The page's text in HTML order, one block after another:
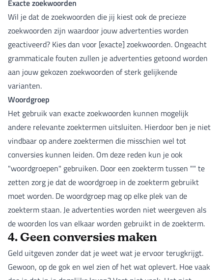
Exacte zoekwoorden
Wil je dat de zoekwoorden die jij kiest ook de precieze
zoekwoorden zijn waardoor jouw advertenties worden
geactiveerd? Kies dan voor [exacte] zoekwoorden. Ongeacht
grammaticale fouten zullen je advertenties getoond worden
aan jouw gekozen zoekwoorden of sterk gelijkende
varianten.
Woordgroep
Het gebruik van exacte zoekwoorden kunnen mogelijk
andere relevante zoektermen uitsluiten. Hierdoor ben je niet
vindbaar op andere zoektermen die misschien wel tot
conversies kunnen leiden. Om deze reden kun je ook
"woordgroepen" gebruiken. Door een zoekterm tussen "" te
zetten zorg je dat de woordgroep in de zoekterm gebruikt
moet worden. De woordgroep mag op elke plek van de
zoekterm staan. Je advertenties worden niet weergeven als
de woorden los van elkaar worden gebruikt in de zoekterm.
4. Geen conversies maken
Geld uitgeven zonder dat je weet wat je ervoor terugkrijgt.
Gewoon, op de gok en wel zien of het wat oplevert. Hoe vaak